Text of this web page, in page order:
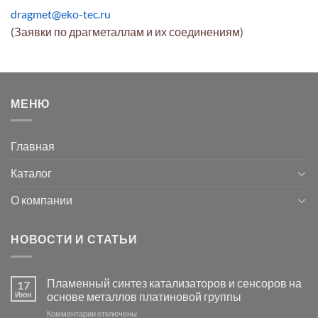
dragmet@eko-tec.ru
(Заявки по драгметаллам и их соединениям)
МЕНЮ
Главная
Каталог
О компании
НОВОСТИ И СТАТЬИ
17
Июн
Пламенный синтез катализаторов и сенсоров на
основе металлов платиновой группы
Комментариикотключены